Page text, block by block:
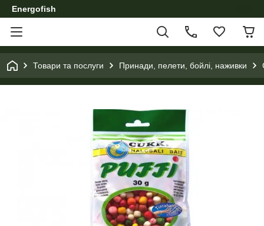
Energofish
Товари та послуги Принади, пелети, бойлі, наживки